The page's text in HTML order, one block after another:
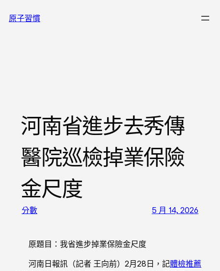
至原子習慣
河南省進步去秀傳
醫院巡檢掉業保險
金尺度
分數 5 月 14, 2026
原題目：我省進步掉業保險金尺度
河南日報訊（記者 王向前）2月28日，記體檢推薦